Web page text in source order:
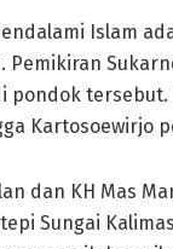
Islam
Pemikiran
Kartosoewirjo
dan KH Mas
Sungai